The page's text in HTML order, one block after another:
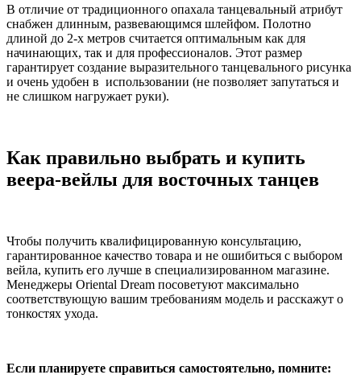
В отличие от традиционного опахала танцевальный атрибут
снабжен длинным, развевающимся шлейфом. Полотно
длиной до 2-х метров считается оптимальным как для
начинающих, так и для профессионалов. Этот размер
гарантирует создание выразительного танцевального рисунка
и очень удобен в использовании (не позволяет запутаться и
не слишком нагружает руки).
Как правильно выбрать и купить
веера-вейлы для восточных танцев
Чтобы получить квалифицированную консультацию,
гарантированное качество товара и не ошибиться с выбором
вейла, купить его лучше в специализированном магазине.
Менеджеры Oriental Dream посоветуют максимально
соответствующую вашим требованиям модель и расскажут о
тонкостях ухода.
Если планируете справиться самостоятельно, помните: